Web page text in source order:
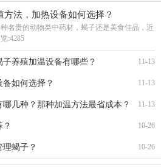
方法，加热设备如何选择？
名贵的动物类中药材，蝎子还是美食佳品，近
:4285
11-13
养殖加温设备有哪些？
11-13
如何选择？
11-13
几种？那种加温方法最省成本？
10-26
10-26
蝎子？